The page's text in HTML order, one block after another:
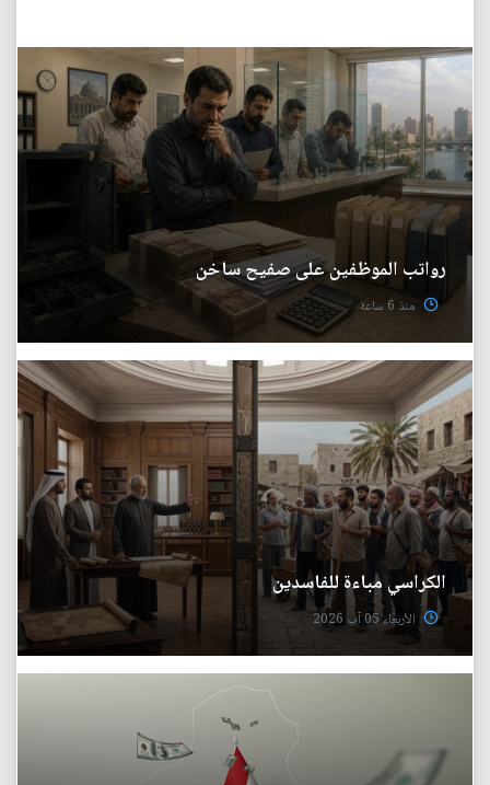
رواتب الموظفين على صفيح ساخن
منذ 6 ساعة
الكراسي مباءة للفاسدين
الأربعاء 05 آب 2026